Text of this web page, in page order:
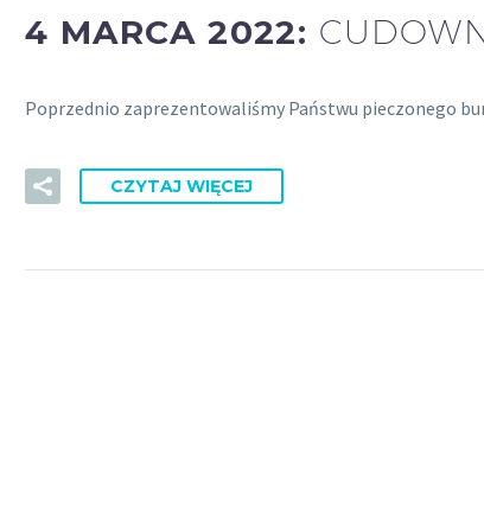
4 MARCA 2022:
Poprzednio zaprezentowaliśmy Państwu pieczonego
CZYTAJ WIĘCEJ